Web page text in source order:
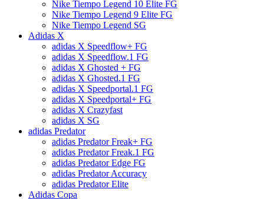
Nike Tiempo Legend 10 Elite FG
Nike Tiempo Legend 9 Elite FG
Nike Tiempo Legend SG
Adidas X
adidas X Speedflow+ FG
adidas X Speedflow.1 FG
adidas X Ghosted + FG
adidas X Ghosted.1 FG
adidas X Speedportal.1 FG
adidas X Speedportal+ FG
adidas X Crazyfast
adidas X SG
adidas Predator
adidas Predator Freak+ FG
adidas Predator Freak.1 FG
adidas Predator Edge FG
adidas Predator Accuracy
adidas Predator Elite
Adidas Copa